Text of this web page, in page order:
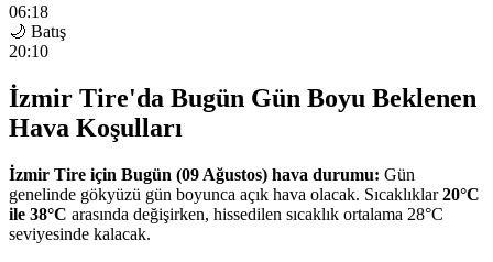
06:18
🌙 Batış
20:10
İzmir Tire'da Bugün Gün Boyu Beklenen
Hava Koşulları
İzmir Tire için Bugün (09 Ağustos) hava durumu: Gün
genelinde gökyüzü gün boyunca açık hava olacak. Sıcaklıklar20°C
ile 38°C arasında değişirken, hissedilen sıcaklık ortalama 28°C
seviyesinde kalacak.